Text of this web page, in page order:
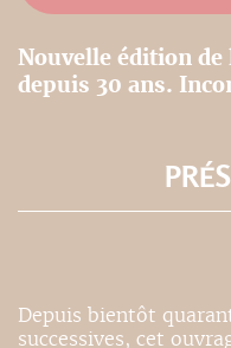
Nouvelle édition
depuis 30 ans.
Depuis bientôt
successives, cet